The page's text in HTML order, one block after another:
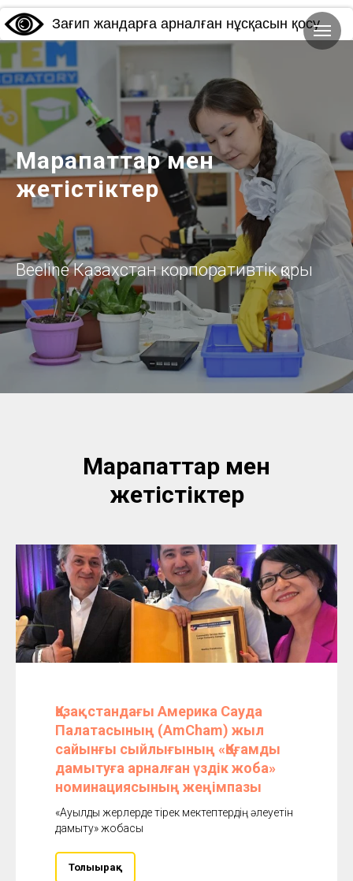
Зағип жандарға арналған нұсқасын қосу
Марапаттар мен
жетістіктер
Beeline Казахстан корпоративтік қоры
Марапаттар мен
жетістіктер
Қазақстандағы Америка Сауда
Палатасының (AmCham) жыл
сайынғы сыйлығының «Қоғамды
дамытуға арналған үздік жоба»
номинациясының жеңімпазы
«Ауылдық жерлерде тірек мектептердің әлеуетін
дамыту» жобасы
Толығырақ